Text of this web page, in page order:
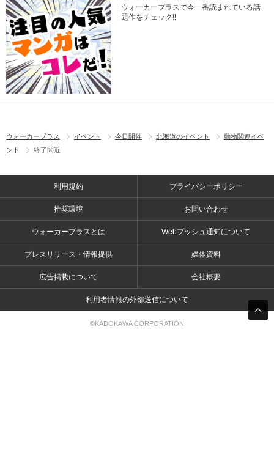
ウォーカープラスで今一番読まれている話
題作をチェック!!
ウォーカープラス イベント 今日開催 北海道のイベント
動物関連イベ
ント
終了間近
利用規約 プライバシーポリシー
推奨環境 お問い合わせ
ウォーカープラスとは Webプッシュ通知について
プレスリリース・情報提供 媒体資料
広告掲載について 会社概要
利用者情報の外部送信について
©KADOKAWA CORPORATION